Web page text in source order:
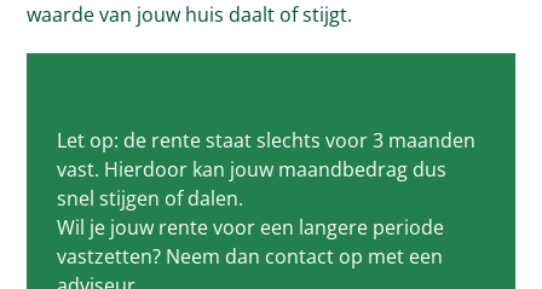
waarde van jouw huis daalt of stijgt.
Let op: de rente staat slechts voor 3 maanden
vast. Hierdoor kan jouw maandbedrag dus
snel stijgen of dalen.
Wil je jouw rente voor een langere periode
vastzetten? Neem dan contact op met een